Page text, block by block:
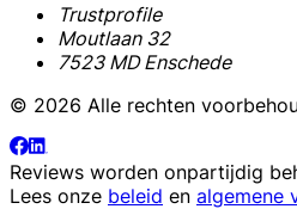
Trustprofile
Moutlaan 32
7523 MD Enschede
© 2026 Alle rechten
Reviews worden onpartijdig
Lees onze beleid en algemene